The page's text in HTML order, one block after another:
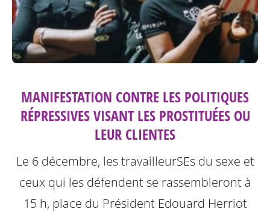
MANIFESTATION CONTRE LES POLITIQUES
RÉPRESSIVES VISANT LES PROSTITUÉES OU
LEUR CLIENTES
Le 6 décembre, les travailleurSEs du sexe et
ceux qui les défendent se rassembleront à
15 h, place du Président Edouard Herriot